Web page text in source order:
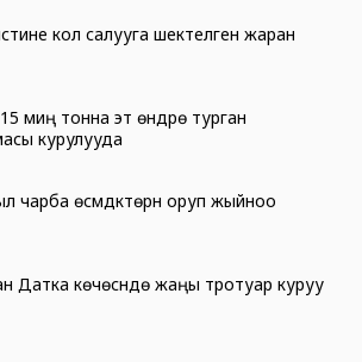
кол салууга шектелген жаран
миң тонна эт өндүрө турган
курулууда
чарба өсүмдүктөрүн оруп жыйноо
Датка көчөсүндө жаңы тротуар куруу